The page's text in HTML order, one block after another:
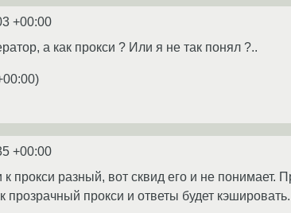
+00:00
а как прокси ? Или я не так понял ?..
)
+00:00
к прокси разный, вот сквид его и не
прозрачный прокси и ответы будет кэшировать.